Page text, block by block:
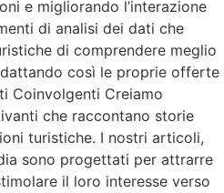
e migliorando l’interazione
di analisi dei dati che
di comprendere meglio
così le proprie offerte
Coinvolgenti Creiamo
che raccontano storie
turistiche. I nostri articoli,
sono progettati per attrarre
il loro interesse verso